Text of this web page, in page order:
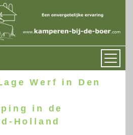
Werf in Den
in de
Holland